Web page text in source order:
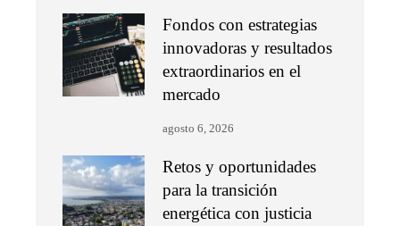
Fondos con estrategias
innovadoras y resultados
extraordinarios en el
mercado
agosto 6, 2026
Retos y oportunidades
para la transición
energética con justicia